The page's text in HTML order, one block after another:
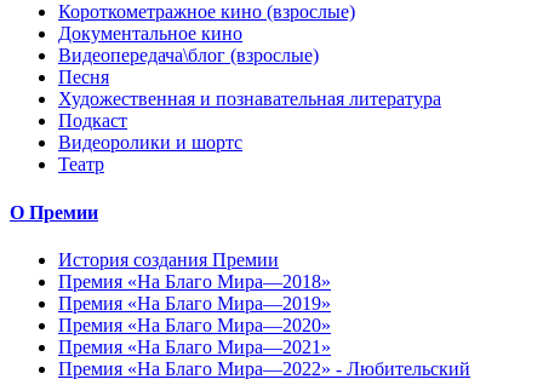
Короткометражное кино (взрослые)
Документальное кино
Видеопередача\блог (взрослые)
Песня
Художественная и познавательная литература
Подкаст
Видеоролики и шортс
Театр
О Премии
История создания Премии
Премия «На Благо Мира—2018»
Премия «На Благо Мира—2019»
Премия «На Благо Мира—2020»
Премия «На Благо Мира—2021»
Премия «На Благо Мира—2022» - Любительский